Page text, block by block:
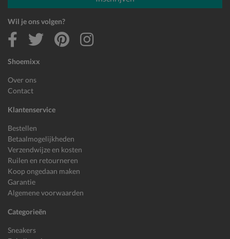
Shoemixx
Over ons
Contact
Klantenservice
Bestellen
Betaalmogelijkheden
Verzendwijze en kosten
Ruilen en retourneren
Koop ongedaan maken
Garantie
Algemene voorwaarden
Categorieën
Sneakers
Wil je ons volgen?